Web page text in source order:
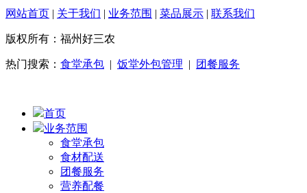
网站首页 | 关于我们 | 业务范围 | 菜品展示 | 联系我们
版权所有：福州好三农
热门搜索： 食堂承包 | 饭堂外包管理 | 团餐服务
首页
业务范围
食堂承包
食材配送
团餐服务
营养配餐